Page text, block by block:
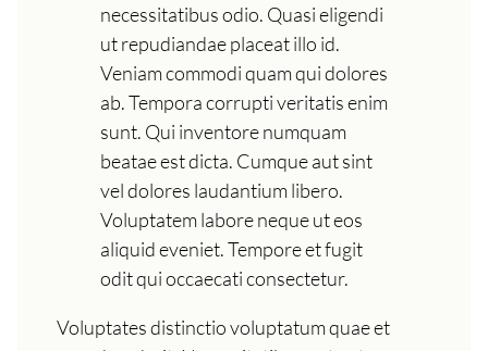
necessitatibus odio. Quasi eligendi
ut repudiandae placeat illo id.
Veniam commodi quam qui dolores
ab. Tempora corrupti veritatis enim
sunt. Qui inventore numquam
beatae est dicta. Cumque aut sint
vel dolores laudantium libero.
Voluptatem labore neque ut eos
aliquid eveniet. Tempore et fugit
odit qui occaecati consectetur.
Voluptates distinctio voluptatum quae et